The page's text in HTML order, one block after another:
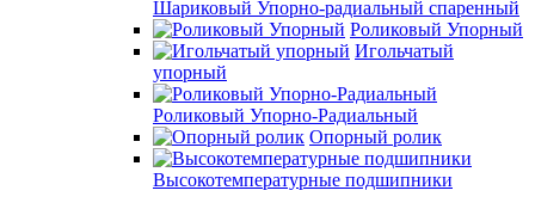
Шариковый Упорно-радиальный спаренный
Роликовый Упорный
Игольчатый
упорный
Роликовый Упорно-Радиальный
Опорный ролик
Высокотемпературные подшипники